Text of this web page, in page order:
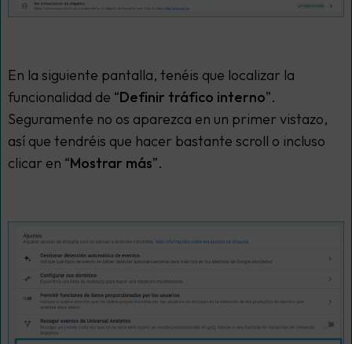
En la siguiente pantalla, tenéis que localizar la
funcionalidad de “Definir tráfico interno”.
Seguramente no os aparezca en un primer vistazo,
así que tendréis que hacer bastante scroll o incluso
clicar en “Mostrar más”.